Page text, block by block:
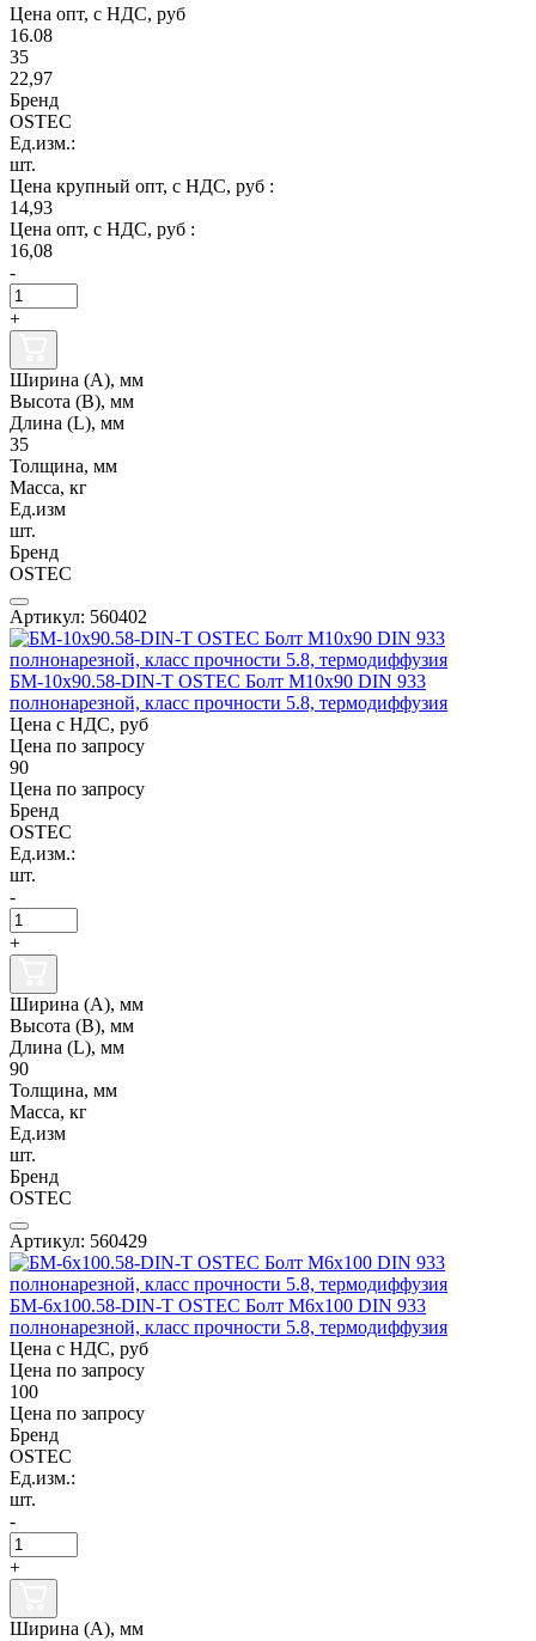
Цена опт, с НДС, руб
16.08
35
22,97
Бренд
OSTEC
Ед.изм.:
шт.
Цена крупный опт, с НДС, руб :
14,93
Цена опт, с НДС, руб :
16,08
-
+
Ширина (А), мм
Высота (В), мм
Длина (L), мм
35
Толщина, мм
Масса, кг
Ед.изм
шт.
Бренд
OSTEC
Артикул: 560402
БМ-10х90.58-DIN-Т OSTEC Болт М10х90 DIN 933
полнонарезной, класс прочности 5.8, термодиффузия
Цена с НДС, руб
Цена по запросу
90
Цена по запросу
Бренд
OSTEC
Ед.изм.:
шт.
-
+
Ширина (А), мм
Высота (В), мм
Длина (L), мм
90
Толщина, мм
Масса, кг
Ед.изм
шт.
Бренд
OSTEC
Артикул: 560429
БМ-6х100.58-DIN-Т OSTEC Болт М6х100 DIN 933
полнонарезной, класс прочности 5.8, термодиффузия
Цена с НДС, руб
Цена по запросу
100
Цена по запросу
Бренд
OSTEC
Ед.изм.:
шт.
-
+
Ширина (А), мм